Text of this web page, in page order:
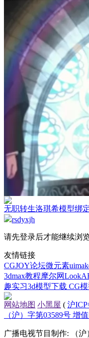
无职转生洛琪希模型绑
rsdyxjh
请先登录后才能继续浏
友情链接
CGJOY论坛微元素
3dmax教程摩尔网
趣实习3d模型下载 CG
网站地图 小黑屋 ( 沪
（沪）字第03589号 增
广播电视节目制作: （